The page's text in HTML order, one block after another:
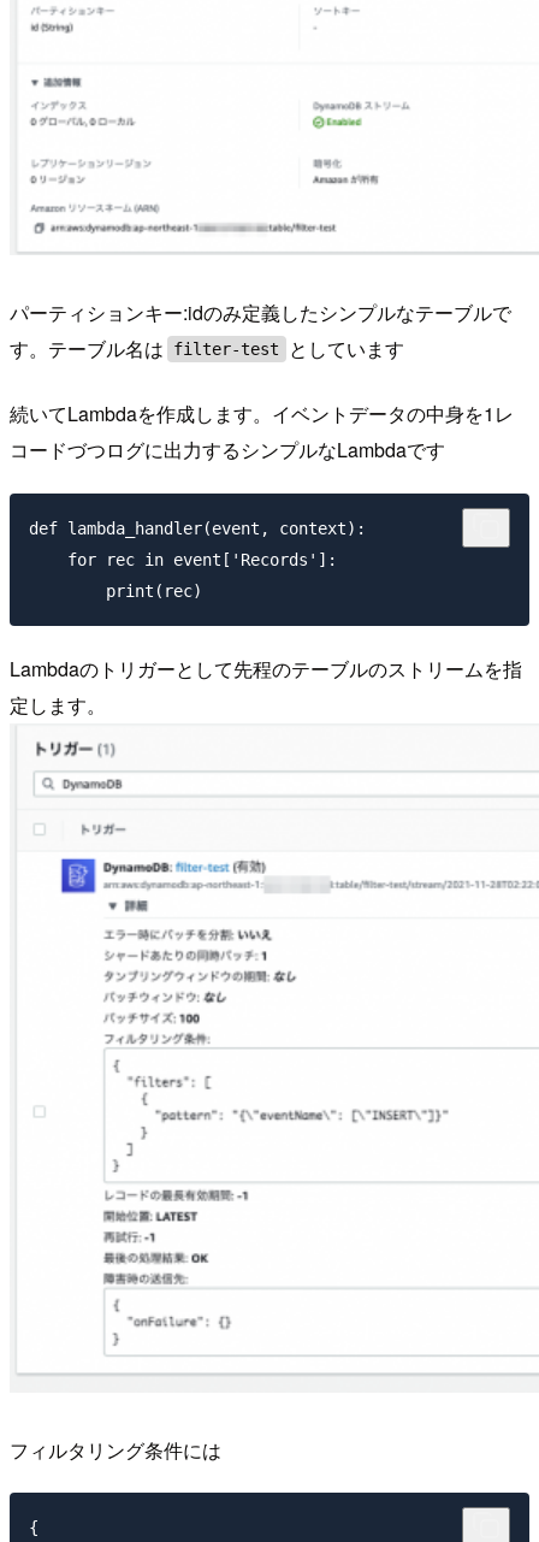
パーティションキー:idのみ定義したシンプルなテーブルで
す。テーブル名は
filter-test としています
続いてLambdaを作成します。イベントデータの中身を1レ
コードづつログに出力するシンプルなLambdaです
def lambda_handler(event, context):
    for rec in event['Records']:
Lambdaのトリガーとして先程のテーブルのストリームを指
定します。
フィルタリング条件には
{